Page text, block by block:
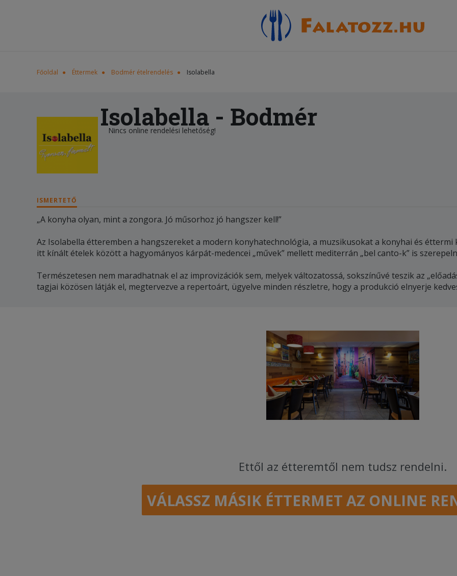
Főoldal Éttermek Bodmér ételrendelés Isolabella
Isolabella - Bodmér
Nincs online rendelési lehetőség!
ISMERTETŐ
„A konyha olyan, mint a zongora. Jó műsorhoz jó hangszer kell!”
Az Isolabella étteremben a hangszereket a modern konyhatechnológia, a muzsikusokat a konyhai és
itt kínált ételek között a hagyományos kárpát-medencei „művek” mellett mediterrán „bel canto-k” is
Természetesen nem maradhatnak el az improvizációk sem, melyek változatossá, sokszínűvé teszik az
tagjai közösen látják el, megtervezve a repertoárt, ügyelve minden részletre, hogy a produkció elnyerje
Ettől az étteremtől nem tudsz rendelni.
VÁLASSZ MÁSIK ÉTTERMET AZ ONLINE